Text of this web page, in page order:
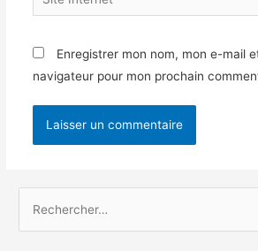
Internet
Enregistrer mon nom, mon e-mail
navigateur pour mon prochain